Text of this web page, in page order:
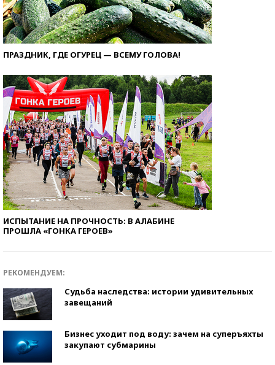
ПРАЗДНИК, ГДЕ ОГУРЕЦ — ВСЕМУ ГОЛОВА!
ИСПЫТАНИЕ НА ПРОЧНОСТЬ: В АЛАБИНЕ
ПРОШЛА «ГОНКА ГЕРОЕВ»
РЕКОМЕНДУЕМ:
Судьба наследства: истории удивительных
завещаний
Бизнес уходит под воду: зачем на суперъяхты
закупают субмарины